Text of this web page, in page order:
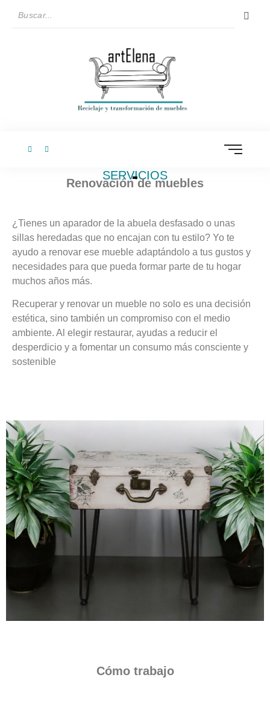
SERVICIOS
Renovación de muebles
¿Tienes un aparador de la abuela desfasado o unas
sillas heredadas que no encajan con tu estilo? Yo te
ayudo a renovar ese mueble adaptándolo a tus gustos y
necesidades para que pueda formar parte de tu hogar
muchos años más.
Recuperar y renovar un mueble no solo es una decisión
estética, sino también un compromiso con el medio
ambiente. Al elegir restaurar, ayudas a reducir el
desperdicio y a fomentar un consumo más consciente y
sostenible
Cómo trabajo